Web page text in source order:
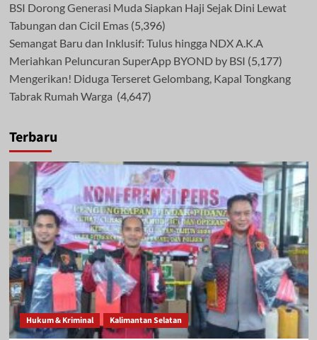
BSI Dorong Generasi Muda Siapkan Haji Sejak Dini Lewat
Tabungan dan Cicil Emas (5,396)
Semangat Baru dan Inklusif: Tulus hingga NDX A.K.A
Meriahkan Peluncuran SuperApp BYOND by BSI (5,177)
Mengerikan! Diduga Terseret Gelombang, Kapal Tongkang
Tabrak Rumah Warga (4,647)
Terbaru
Hukum & Kriminal Kalimantan Selatan